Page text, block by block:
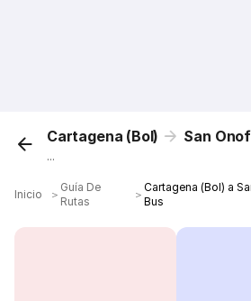
Cartagena (Bol) San
...
Inicio ＞
Guía De
Rutas
＞
Cartagena (Bol) a
Bus